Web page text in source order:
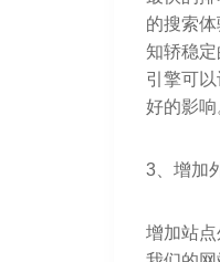
的搜索
知轿稳
引擎可
好的影响
3、增加
增加站